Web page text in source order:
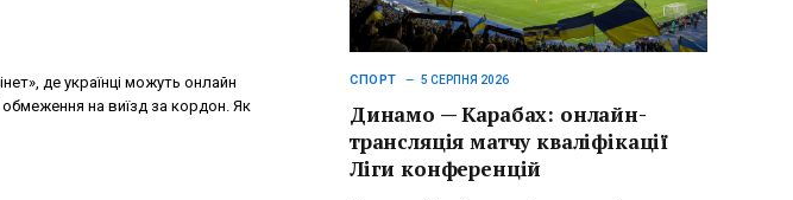
де українці можуть онлайн
на виїзд за кордон. Як
СПОРТ 5 СЕРПНЯ 2026
Динамо — Карабах: онлайн-
трансляція матчу кваліфікації
Ліги конференцій